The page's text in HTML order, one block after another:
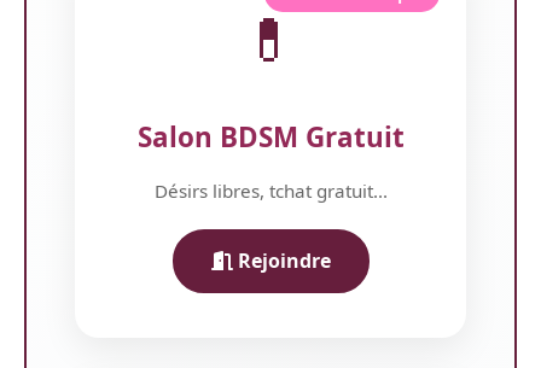
💊
Salon BDSM Gratuit
Désirs libres, tchat gratuit...
Rejoindre